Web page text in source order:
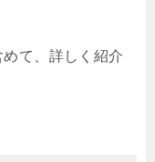
て、詳しく紹介